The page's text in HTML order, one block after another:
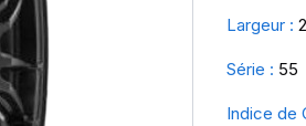
Largeur :
Série : 55
Indice de